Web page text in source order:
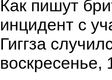
Как пишут
инцидент с
Гиггза
воскресенье,